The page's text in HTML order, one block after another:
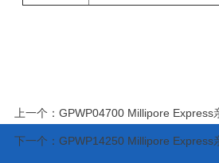
上一个： GPWP04700 Millipore Express
下一个： GPWP14250 Millipore Express